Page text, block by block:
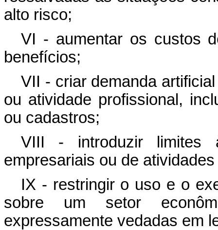
alto risco;
VI - aumentar os custos
benefícios;
VII - criar demanda
ou atividade profissional,
ou cadastros;
VIII - introduzir limites
empresariais ou de
IX - restringir o uso e o
sobre um setor
expressamente vedadas em